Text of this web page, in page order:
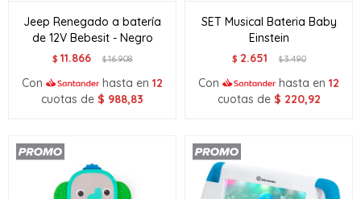
Jeep Renegado a batería
de 12V Bebesit - Negro
$ 11.866 $16.908
Con hasta en 12
cuotas de $ 988,83
SET Musical Bateria Baby
Einstein
$ 2.651 $3.490
Con hasta en 12
cuotas de $ 220,92